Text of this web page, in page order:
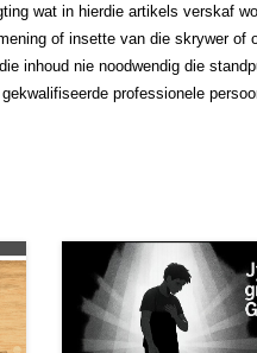
wat in hierdie artikels verskaf
of insette van die skrywer of
inhoud nie noodwendig die
professionele